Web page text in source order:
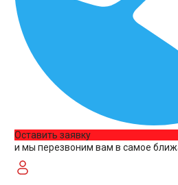
Оставить заявку
и мы перезвоним вам в самое